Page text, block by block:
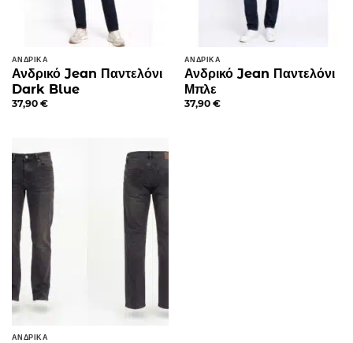
ΑΝΔΡΙΚΆ
Ανδρικό Jean Παντελόνι
Dark Blue
37,90 €
ΑΝΔΡΙΚΆ
Ανδρικό Jean Παντελόνι
Μπλε
37,90 €
ΑΝΔΡΙΚΆ